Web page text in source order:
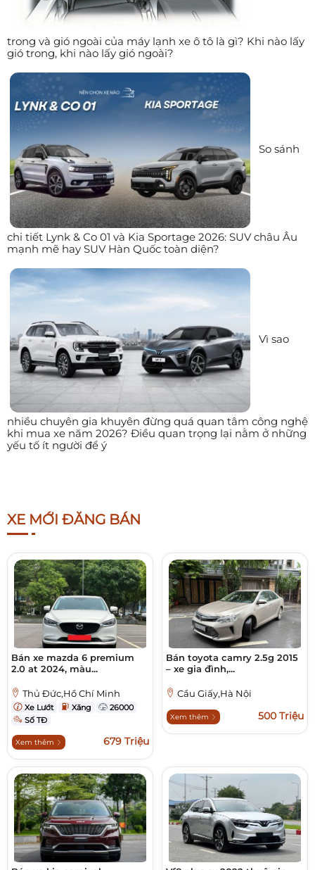
trong và gió ngoài của máy lạnh xe ô tô là gì? Khi nào lấy
gió trong, khi nào lấy gió ngoài?
So sánh
chi tiết Lynk & Co 01 và Kia Sportage 2026: SUV châu Âu
mạnh mẽ hay SUV Hàn Quốc toàn diện?
Vì sao
nhiều chuyên gia khuyên đừng quá quan tâm công nghệ
khi mua xe năm 2026? Điều quan trọng lại nằm ở những
yếu tố ít người để ý
XE MỚI ĐĂNG BÁN
Bán xe mazda 6 premium
2.0 at 2024, màu...
Thủ Đức,Hồ Chí Minh
Xe Lướt Xăng
26000
Số TĐ
Xem thêm 679 Triệu
Bán toyota camry 2.5g 2015
– xe gia đình,...
Cầu Giấy,Hà Nội
Xem thêm 500 Triệu